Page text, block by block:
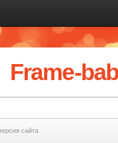
Frame-
сайта